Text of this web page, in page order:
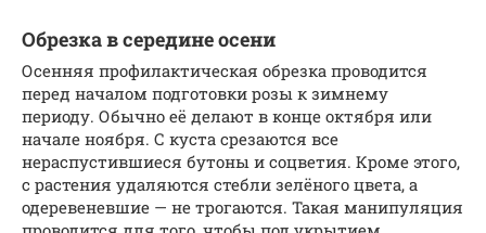
Обрезка в середине осени
Осенняя профилактическая обрезка проводится
перед началом подготовки розы к зимнему
периоду. Обычно её делают в конце октября или
начале ноября. С куста срезаются все
нераспустившиеся бутоны и соцветия. Кроме этого,
с растения удаляются стебли зелёного цвета, а
одеревеневшие — не трогаются. Такая манипуляция